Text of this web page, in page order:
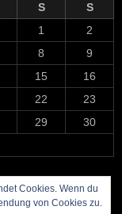
S
S
1
2
8
9
15
16
22
23
29
30
Cookies. Wenn du
von Cookies zu.